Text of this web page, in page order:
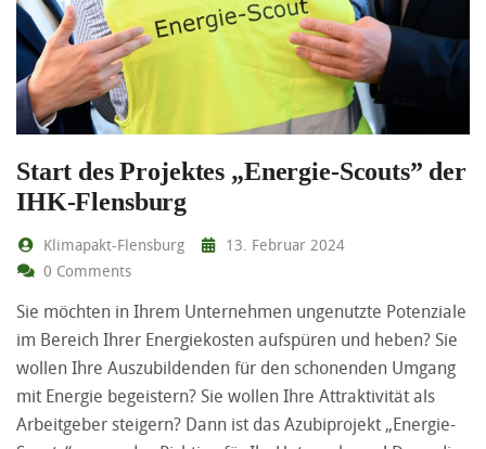
Start des Projektes „Energie-Scouts” der
IHK-Flensburg
Klimapakt-Flensburg
13. Februar 2024
0 Comments
Sie möchten in Ihrem Unternehmen ungenutzte Potenziale
im Bereich Ihrer Energiekosten aufspüren und heben? Sie
wollen Ihre Auszubildenden für den schonenden Umgang
mit Energie begeistern? Sie wollen Ihre Attraktivität als
Arbeitgeber steigern? Dann ist das Azubiprojekt „Energie-